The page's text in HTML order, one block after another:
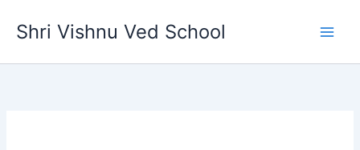
Shri Vishnu Ved School